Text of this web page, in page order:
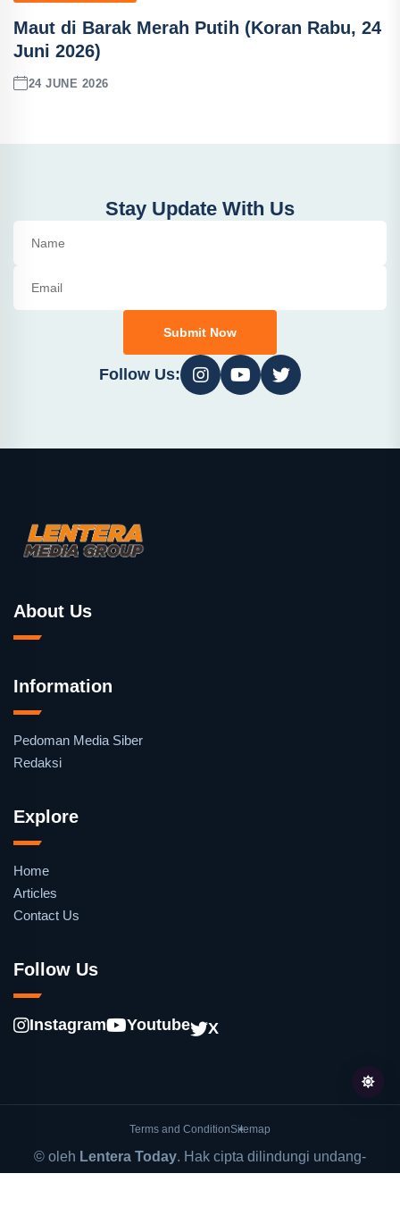
Maut di Barak Merah Putih (Koran Rabu, 24
Juni 2026)
24 JUNE 2026
Stay Update With Us
Submit Now
Follow Us:
About Us
Information
Pedoman Media Siber
Redaksi
Explore
Home
Articles
Contact Us
Follow Us
Instagram Youtube X
Terms and ConditionSitemap
© oleh Lentera Today. Hak cipta dilindungi undang-